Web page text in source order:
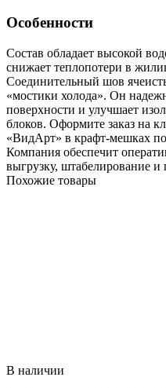
Особенности
Состав обладает высокой
снижает теплопотери в
Соединительный шов
«мостики холода». Он
поверхности и улучшает
блоков. Оформите заказ на
«ВидАрт» в крафт-мешках
Компания обеспечит
выгрузку, штабелирование и
Похожие товары
В наличии